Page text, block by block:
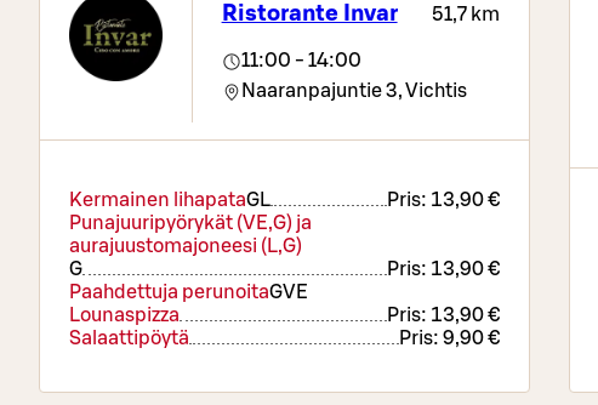
Ristorante Invar 51,7 km
11:00 - 14:00
Naaranpajuntie 3,Vichtis
Kermainen lihapataGL Pris: 13,90 €
Punajuuripyörykät (VE,G) ja
aurajuustomajoneesi (L,G)
G
Pris: 13,90 €
Paahdettuja perunoitaGVE
Lounaspizza
Pris: 13,90 €
Salaattipöytä
Pris:9,90 €